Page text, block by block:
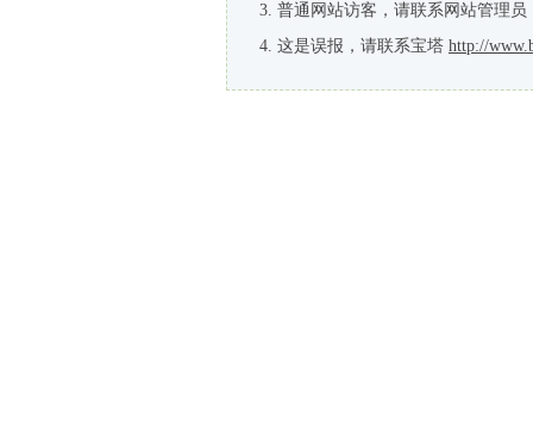
普通网站访客，请联系网站管理员
这是误报，请联系宝塔 http://